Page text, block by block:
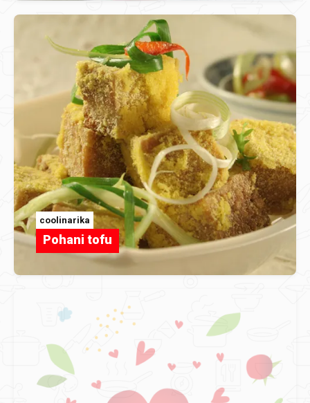
coolinarika
Pohani tofu